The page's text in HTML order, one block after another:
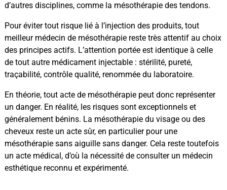
d’autres disciplines, comme la mésothérapie des tendons.
Pour éviter tout risque lié à l’injection des produits, tout
meilleur médecin de mésothérapie reste très attentif au choix
des principes actifs. L’attention portée est identique à celle
de tout autre médicament injectable : stérilité, pureté,
traçabilité, contrôle qualité, renommée du laboratoire.
En théorie, tout acte de mésothérapie peut donc représenter
un danger. En réalité, les risques sont exceptionnels et
généralement bénins. La mésothérapie du visage ou des
cheveux reste un acte sûr, en particulier pour une
mésothérapie sans aiguille sans danger. Cela reste toutefois
un acte médical, d’où la nécessité de consulter un médecin
esthétique reconnu et expérimenté.